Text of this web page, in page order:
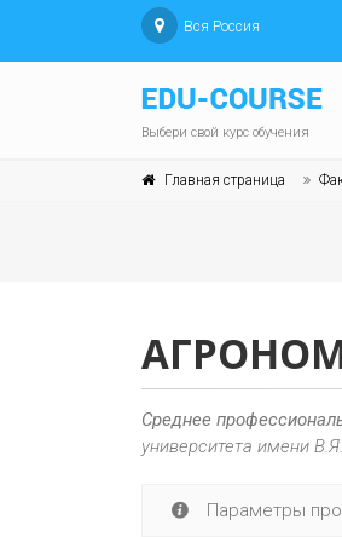
Вся Россия
Выбери свой курс обучения
Главная страница
Среднее
университета имени
Параметры